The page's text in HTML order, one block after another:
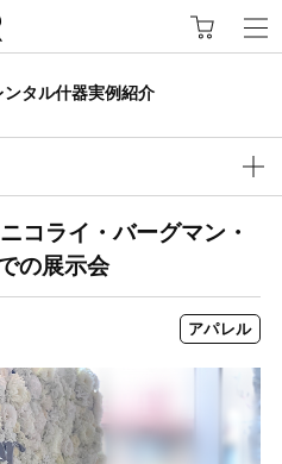
ンタル什器実例紹介
コライ・バーグマン・
の展示会
アパレル